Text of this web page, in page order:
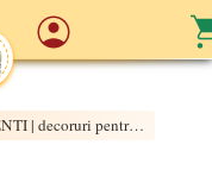
ABSOLVENTI | decoruri pentru deserturi